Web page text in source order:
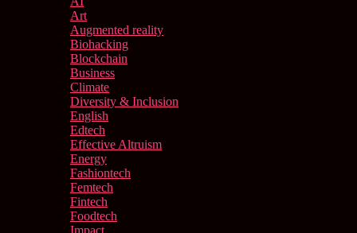
Art
Augmented reality
Biohacking
Blockchain
Business
Climate
Diversity & Inclusion
English
Edtech
Effective Altruism
Energy
Fashiontech
Femtech
Fintech
Foodtech
Impact